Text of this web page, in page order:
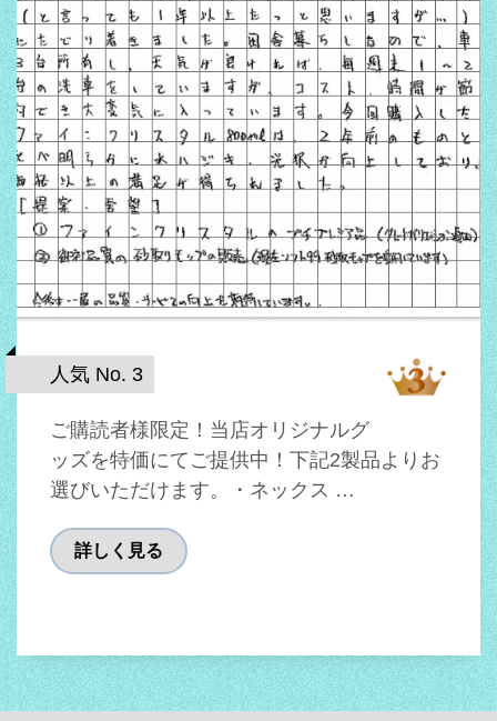
人気 No. 3
ご購読者様限定！当店オリジナルグ
ッズを特価にてご提供中！下記2製品よりお
選びいただけます。・ネックス …
詳しく見る